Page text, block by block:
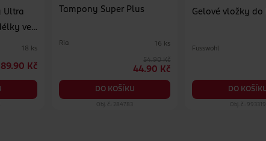
Ultra
vel.
18 ks
89.90 Kč
Tampony Super Plus
Ria 16 ks
54.90 Kč
44.90 Kč
DO KOŠÍKU
Obj. č.: 284783
Gelové vložky do
Fusswohl
DO
Obj. č.: 993319